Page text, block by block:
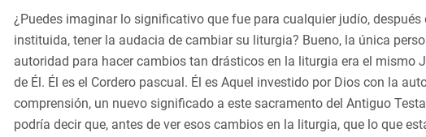
¿Puedes imaginar lo significativo que fue para cualquier judío,
instituida, tener la audacia de cambiar su liturgia? Bueno, la única
autoridad para hacer cambios tan drásticos en la liturgia era el mismo
de Él. Él es el Cordero pascual. Él es Aquel investido por Dios con la
comprensión, un nuevo significado a este sacramento del Antiguo
podría decir que, antes de ver esos cambios en la liturgia, que lo que